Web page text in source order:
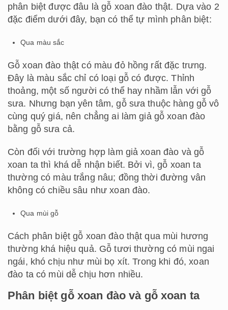
phân biệt được đâu là gỗ xoan đào thật. Dựa vào 2
đặc điểm dưới đây, bạn có thể tự mình phân biệt:
Qua màu sắc
Gỗ xoan đào thật có màu đỏ hồng rất đặc trưng.
Đây là màu sắc chỉ có loại gỗ có được. Thỉnh
thoảng, một số người có thể hay nhầm lẫn với gỗ
sưa. Nhưng bạn yên tâm, gỗ sưa thuộc hàng gỗ vô
cùng quý giá, nên chẳng ai làm giả gỗ xoan đào
bằng gỗ sưa cả.
Còn đối với trường hợp làm giả xoan đào và gỗ
xoan ta thì khá dễ nhận biết. Bởi vì, gỗ xoan ta
thường có màu trắng nâu; đồng thời đường vân
không có chiều sâu như xoan đào.
Qua mùi gỗ
Cách phân biệt gỗ xoan đào thật qua mùi hương
thường khá hiệu quả. Gỗ tươi thường có mùi ngai
ngái, khó chịu như mùi bọ xít. Trong khi đó, xoan
đào ta có mùi dễ chịu hơn nhiều.
Phân biệt gỗ xoan đào và gỗ xoan ta